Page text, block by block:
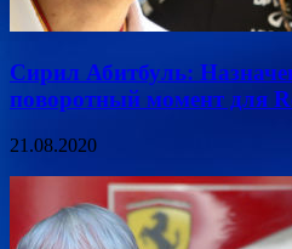
Сирил Абитбуль:
поворотный момент для
21.08.2020